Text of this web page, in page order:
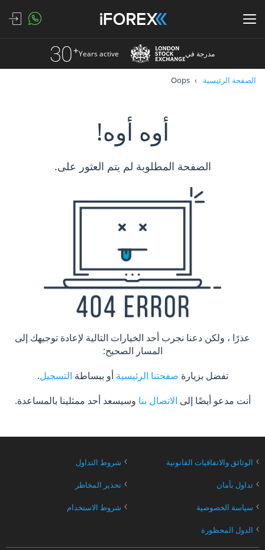
مدرجة في Years active
الصفحة الرئيسية Oops
أوه أوه!
الصفحة المطلوبة لم يتم العثور على.
عذرًا ، ولكن دعنا نجرب أحد الخيارات التالية لإعادة توجيهك إلى
المسار الصحيح:
تفضل بزيارة صفحتنا الرئيسيةأو ببساطة التسجيل.
أنت مدعو أيضًا إلى الاتصال بنا وسيسعد أحد ممثلينا بالمساعدة.
› الوثائق والاتفاقيات القانونية › شروط التداول
› تداول بأمان › تحذير المخاطر
› سياسة الخصوصية › شروط الاستخدام
› الدول المحظورة